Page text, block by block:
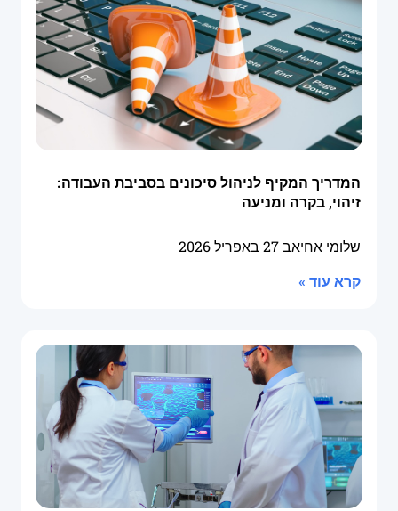
המדריך המקיף לניהול סיכונים בסביבת העבודה:
זיהוי, בקרה ומניעה
שלומי אחיאב27 באפריל 2026
קרא עוד »